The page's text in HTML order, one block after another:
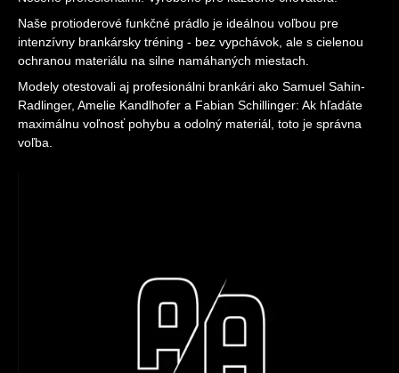
Naše protioderové funkčné prádlo je ideálnou voľbou pre
intenzívny brankársky tréning - bez vypchávok, ale s cielenou
ochranou materiálu na silne namáhaných miestach.
Modely otestovali aj profesionálni brankári ako Samuel Sahin-
Radlinger, Amelie Kandlhofer a Fabian Schillinger: Ak hľadáte
maximálnu voľnosť pohybu a odolný materiál, toto je správna
voľba.